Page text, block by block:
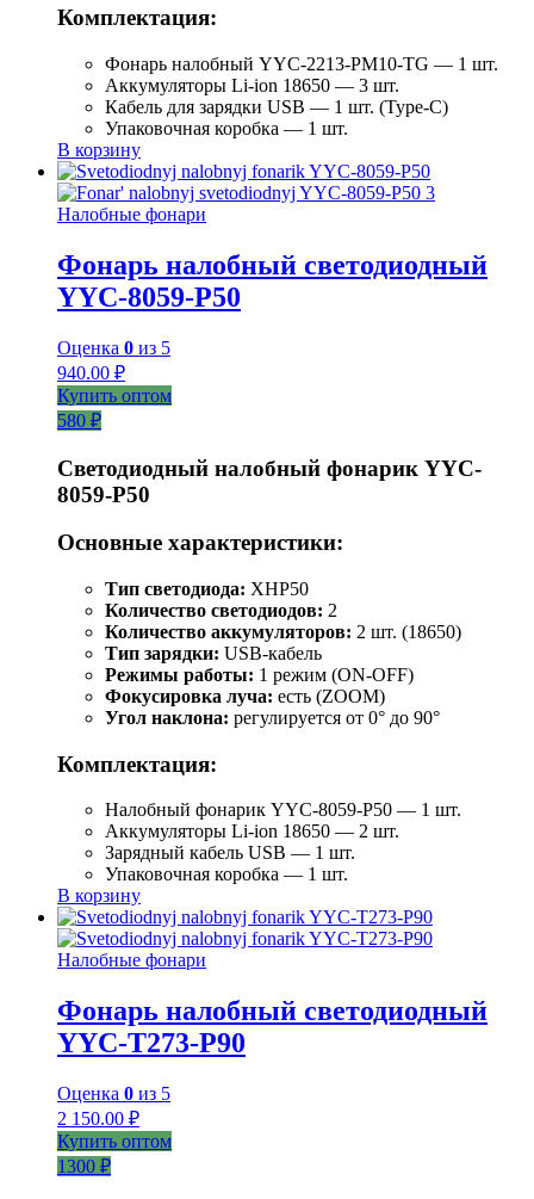
Комплектация:
Фонарь налобный YYC-2213-PM10-TG — 1 шт.
Аккумуляторы Li-ion 18650 — 3 шт.
Кабель для зарядки USB — 1 шт. (Type-C)
Упаковочная коробка — 1 шт.
В корзину
Налобные фонари
Фонарь налобный светодиодный
YYC-8059-P50
Оценка 0 из 5
940.00 ₽
Купить оптом
580 ₽
Светодиодный налобный фонарик YYC-
8059-P50
Основные характеристики:
Тип светодиода: XHP50
Количество светодиодов: 2
Количество аккумуляторов: 2 шт. (18650)
Тип зарядки: USB-кабель
Режимы работы: 1 режим (ON-OFF)
Фокусировка луча: есть (ZOOM)
Угол наклона: регулируется от 0° до 90°
Комплектация:
Налобный фонарик YYC-8059-P50 — 1 шт.
Аккумуляторы Li-ion 18650 — 2 шт.
Зарядный кабель USB — 1 шт.
Упаковочная коробка — 1 шт.
В корзину
Налобные фонари
Фонарь налобный светодиодный
YYC-T273-P90
Оценка 0 из 5
2 150.00 ₽
Купить оптом
1300 ₽